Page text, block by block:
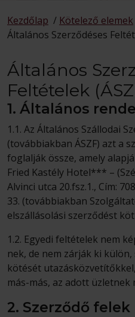
Kezdőlap / Kötelező elemek
Általános Szerződéses
Általános
Feltételek
1. Általános
1.1. Az Általános Szállodai
(továbbiakban ÁSZF) azt a
foglalják össze, amely
Fried Kastély Hotel*** –
Alvinci utca 20.fsz.1., Cím:
33. (továbbiakban
elszállásolási szerződést
1.2. Egyedi feltételek nem
nek, de nem zárják ki
kötését
más-más, az adott
2. Szerződő felek